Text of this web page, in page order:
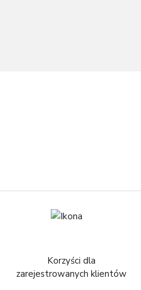
Korzyści dla
zarejestrowanych klientów